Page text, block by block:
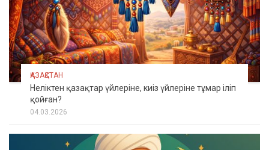
ҚАЗАҚСТАН
Неліктен қазақтар үйлеріне, киіз үйлеріне тұмар іліп
қойған?
04.03.2026